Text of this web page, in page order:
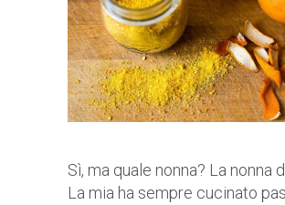
Sì, ma quale nonna? La nonna
La mia ha sempre cucinato